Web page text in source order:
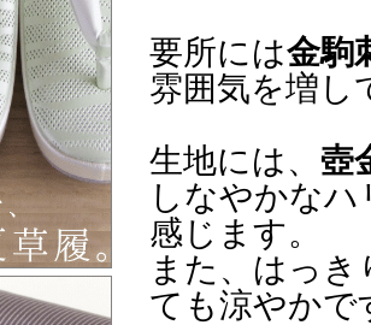
要所には金駒
雰囲気を増し
生地には、 壺
しなやかな
感じます。
また、はっ
ても涼やかで